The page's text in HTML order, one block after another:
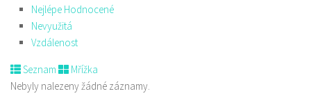
Nejlépe Hodnocené
Nevyužitá
Vzdálenost
Seznam
Mřížka
Nebyly nalezeny žádné záznamy.